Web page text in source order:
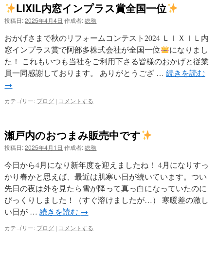
LIXIL内窓インプラス賞全国一位
投稿日: 2025年4月4日 作成者: 総務
おかげさまで秋のリフォームコンテスト2024 ＬＩＸＩＬ内
窓インプラス賞で阿部多株式会社が全国一位
になりまし
た！ これもいつも当社をご利用下さる皆様のおかげと従業
員一同感謝しております。 ありがとうござ …続きを読む
→
カテゴリー: ブログ | コメントする
瀬戸内のおつまみ販売中です
投稿日: 2025年4月1日 作成者: 総務
今日から4月になり新年度を迎えましたね！ 4月になりすっ
かり春かと思えば、最近は肌寒い日が続いています。つい
先日の夜は外を見たら雪が降って真っ白になっていたのに
びっくりしました！（すぐ溶けましたが…） 寒暖差の激し
い日が …続きを読む →
カテゴリー: ブログ | コメントする